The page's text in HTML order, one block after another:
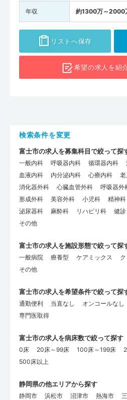
年収 約1300万～2000
リストへ保存
希望の求人を紹
検索条件を変更
富士市の求人を募集科目で絞って探
一般内科 呼吸器内科 循環器内科
血液内科
内分泌内科 心療内科
消化器外科
心臓血管外科 呼吸器外
形成外科
美容外科 小児科 精神科
泌尿器科
麻酔科 リハビリ科 健
その他
富士市の求人を施設形態で絞って探
一般病院 療養型 ケアミックス
その他
富士市の求人を希望条件で絞って探
通勤便利 当直なし オンコールなし
専門医取得
富士市の求人を病床数で絞って探す
0床 20床～99床 100床～199床
500床以上
静岡県の他エリアから探す
静岡市 浜松市 沼津市 熱海市